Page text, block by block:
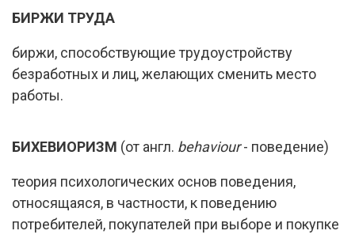
БИРЖИ ТРУДА
биржи, способствующие трудоустройству
безработных и лиц, желающих сменить место
работы.
БИХЕВИОРИЗМ (от англ. behaviour- поведение)
теория психологических основ поведения,
относящаяся, в частности, к поведению
потребителей, покупателей при выборе и покупке